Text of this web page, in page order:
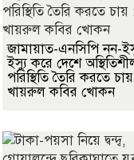
জামায়াত-এনসিপি নন-
ইস্যু করে দেশে
পরিস্থিতি তৈরি করতে
খায়রুল কবির খোকন